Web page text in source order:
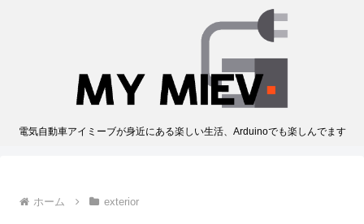
電気自動車アイミーブが身近にある楽しい生活、Arduinoでも楽しんでます
ホーム exterior